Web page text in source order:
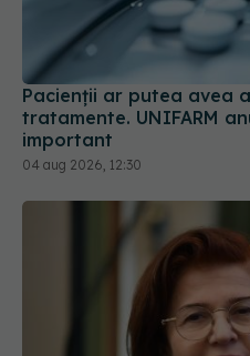
Pacienții ar putea avea
tratamente. UNIFARM
important
04 aug 2026, 12:30